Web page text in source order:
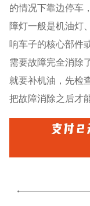
的情况下靠边停车
障灯一般是机油灯
响车子的核心部件
需要故障完全消除
就要补机油，先检
把故障消除之后才